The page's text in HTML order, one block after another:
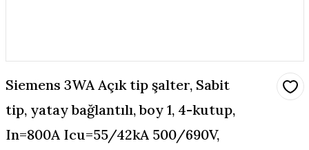
Siemens 3WA Açık tip şalter, Sabit
tip, yatay bağlantılı, boy 1, 4-kutup,
In=800A Icu=55/42kA 500/690V,